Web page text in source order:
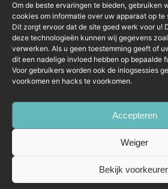
Om de beste ervaringen te bieden, gebruiken
cookies om informatie over uw apparaat op te
Dit zorgt ervoor dat de site goed werk voor u!
deze technologieën kunnen wij gegevens
verwerken. Als u geen toestemming geeft of
dit een nadelige invloed hebben op bepaalde
Voor gebruikers worden ook de inlogsessies
voorkomen en hacks te voorkomen.
Accepteren
Weiger
Bekijk
voor de volgende keer wanneer ik
Copyright © 2026 LTech